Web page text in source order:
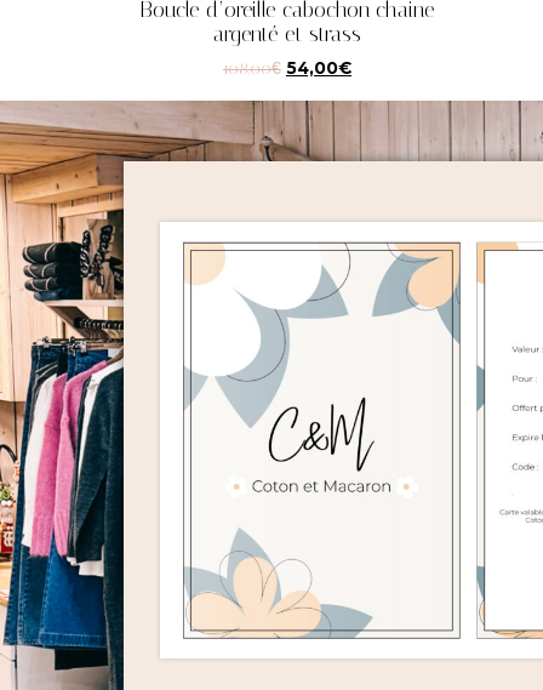
Boucle d’oreille cabochon chaine
argenté et strass
108,00€ 54,00€